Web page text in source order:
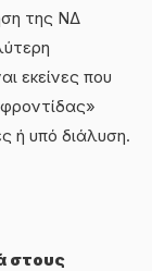
της ΝΔ
εκείνες που
ή υπό διάλυση.
στους